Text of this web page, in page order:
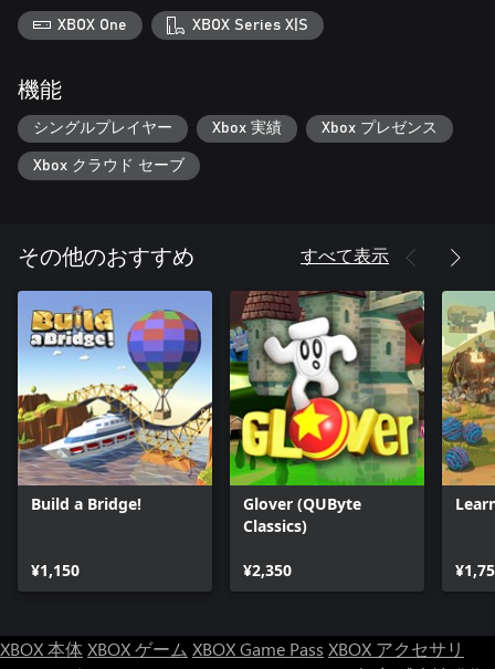
どの危険を回避しよう
・ベンディーたちを助けてゴールラインを単独または車列で突
XBOX One XBOX Series X|S
機能
シングルプレイヤー Xbox 実績 Xbox プレゼンス
Xbox クラウド セーブ
その他のおすすめ すべて表示
Build a Bridge!
¥1,150
Glover (QUByte
Classics)
¥2,350
XBOX 本体XBOX ゲーム XBOX Game Pass XBOX アクセサリ